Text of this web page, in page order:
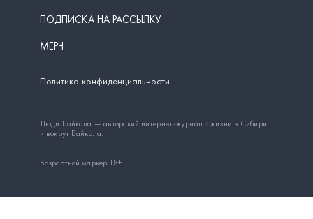
ПОДПИСКА НА РАССЫЛКУ
МЕРЧ
Политика конфиденциальности
Люди Байкала — авторский интернет-журнал о жизни в Сибири
и вокруг Байкала.
Возрастной маркер 18+